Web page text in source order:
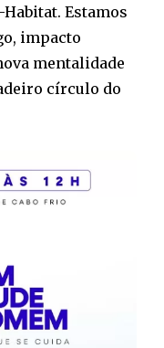
Estamos
impacto
mentalidade
círculo do